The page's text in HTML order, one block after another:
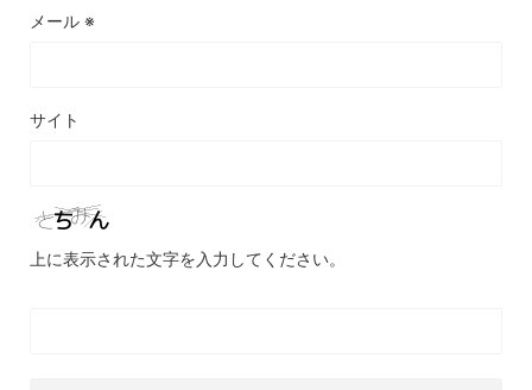
メール ※
サイト
上に表示された文字を入力してください。